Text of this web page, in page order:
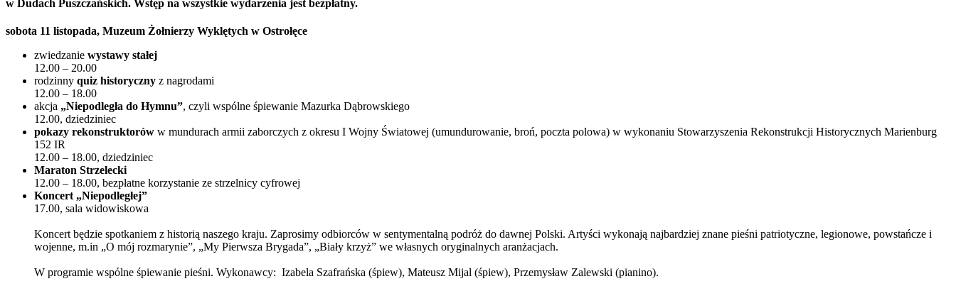
w Dudach Puszczańskich. Wstęp na wszystkie wydarzenia jest bezpłatny.
sobota 11 listopada, Muzeum Żołnierzy Wyklętych w Ostrołęce
zwiedzanie wystawy stałej
12.00 – 20.00
rodzinny quiz historyczny z nagrodami
12.00 – 18.00
akcja „Niepodległa do Hymnu”, czyli wspólne śpiewanie Mazurka Dąbrowskiego
12.00, dziedziniec
pokazy rekonstruktorów w mundurach armii zaborczych z okresu I Wojny Światowej (umundurowanie, broń, poczta polowa) w wykonaniu Stowarzyszenia Rekonstrukcji Historycznych Marienburg
152 IR
12.00 – 18.00, dziedziniec
Maraton Strzelecki
12.00 – 18.00, bezpłatne korzystanie ze strzelnicy cyfrowej
Koncert „Niepodległej”
17.00, sala widowiskowa
Koncert będzie spotkaniem z historią naszego kraju. Zaprosimy odbiorców w sentymentalną podróż do dawnej Polski. Artyści wykonają najbardziej znane pieśni patriotyczne, legionowe, powstańcze i
wojenne, m.in „O mój rozmarynie”, „My Pierwsza Brygada”, „Biały krzyż” we własnych oryginalnych aranżacjach.
W programie wspólne śpiewanie pieśni. Wykonawcy: Izabela Szafrańska (śpiew), Mateusz Mijal (śpiew), Przemysław Zalewski (pianino).